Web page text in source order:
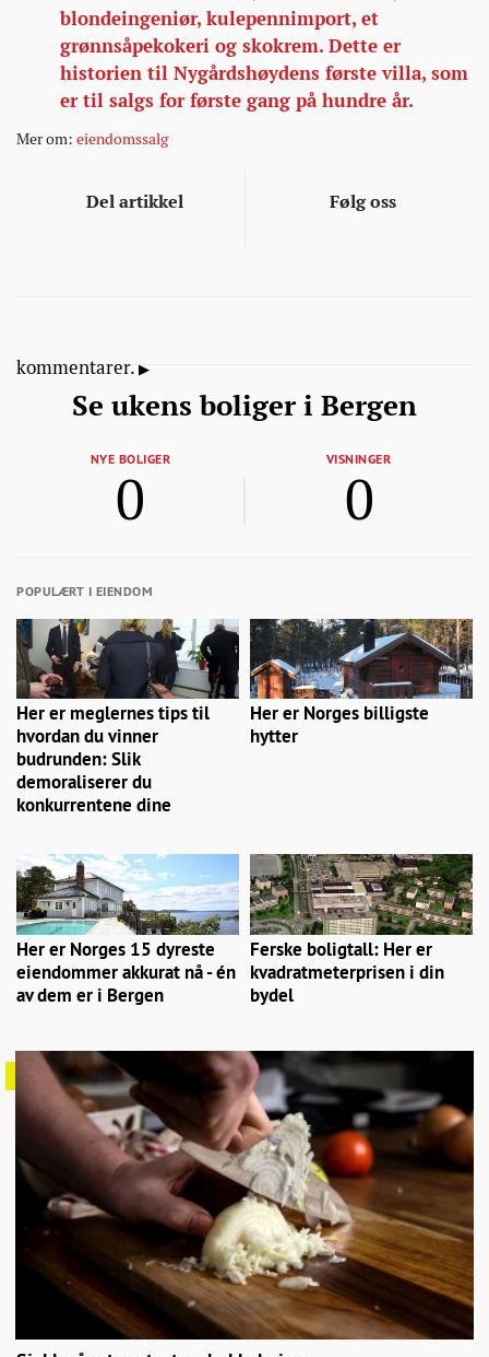
blondeingeniør, kulepennimport, et
grønnsåpekokeri og skokrem. Dette er
historien til Nygårdshøydens første villa, som
er til salgs for første gang på hundre år.
Mer om: eiendomssalg
Del artikkel Følg oss
kommentarer.
Se ukens boliger i Bergen
NYE BOLIGER
0
VISNINGER
0
POPULÆRT I EIENDOM
Her er meglernes tips til
hvordan du vinner
budrunden: Slik
demoraliserer du
konkurrentene dine
Her er Norges billigste
hytter
Her er Norges 15 dyreste
eiendommer akkurat nå - én
av dem er i Bergen
Ferske boligtall: Her er
kvadratmeterprisen i din
bydel